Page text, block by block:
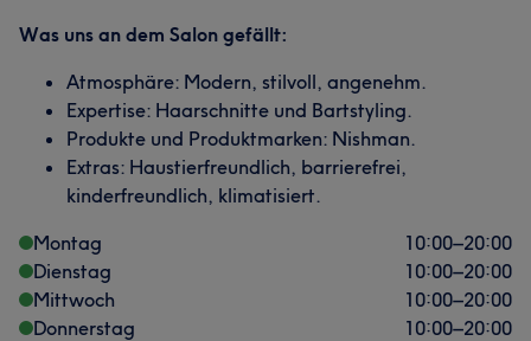
Was uns an dem Salon gefällt:
Atmosphäre: Modern, stilvoll, angenehm.
Expertise: Haarschnitte und Bartstyling.
Produkte und Produktmarken: Nishman.
Extras: Haustierfreundlich, barrierefrei,
kinderfreundlich, klimatisiert.
Montag
10:00–20:00
Dienstag
10:00–20:00
Mittwoch
10:00–20:00
Donnerstag
10:00–20:00